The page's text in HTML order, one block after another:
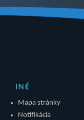
INÉ
Mapa stránky
Notifikácia